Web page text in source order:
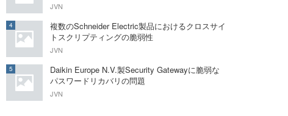
JVN
4
複数のSchneider Electric製品におけるクロスサイ
トスクリプティングの脆弱性
JVN
5
Daikin Europe N.V.製Security Gatewayに脆弱な
パスワードリカバリの問題
JVN